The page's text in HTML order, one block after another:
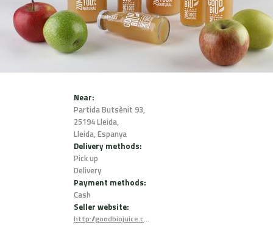
Near:
Partida Butsènit 93,
25194 Lleida,
Lleida, Espanya
Delivery methods:
Pick up
Delivery
Payment methods:
Cash
Seller website:
http://goodbiojuice.com/